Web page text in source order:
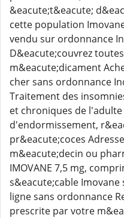
&eacute;t&eacute;
cette population
vendu sur ordonnance
D&eacute;couvrez
m&eacute;dicament
cher sans ordonnance
Traitement des
et chroniques de
d'endormissement,
pr&eacute;coces
m&eacute;decin ou
IMOVANE 7,5 mg,
s&eacute;cable
ligne sans ordonnance
prescrite par votre